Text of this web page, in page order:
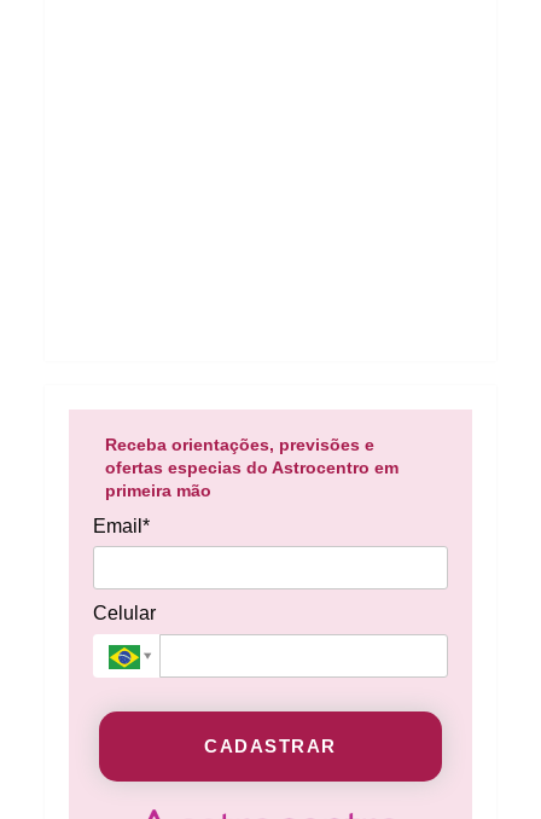
Receba orientações, previsões e
ofertas especias do Astrocentro em
primeira mão
Email*
Celular
CADASTRAR